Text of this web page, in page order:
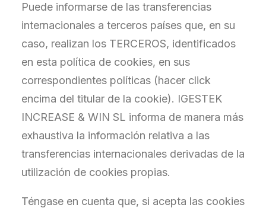
Puede informarse de las transferencias
internacionales a terceros países que, en su
caso, realizan los TERCEROS, identificados
en esta política de cookies, en sus
correspondientes políticas (hacer click
encima del titular de la cookie). IGESTEK
INCREASE & WIN SL informa de manera más
exhaustiva la información relativa a las
transferencias internacionales derivadas de la
utilización de cookies propias.
Téngase en cuenta que, si acepta las cookies